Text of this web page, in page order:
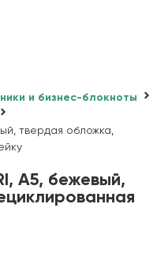
и бизнес-блокноты
твердая обложка,
A5, бежевый,